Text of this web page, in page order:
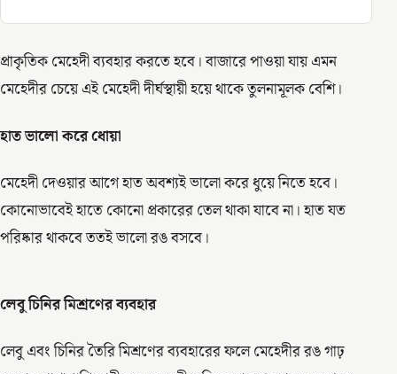
প্রাকৃতিক মেহেদী ব্যবহার করতে হবে। বাজারে পাওয়া যায় এমন
মেহেদীর চেয়ে এই মেহেদী দীর্ঘস্থায়ী হয়ে থাকে তুলনামূলক বেশি।
হাত ভালো করে ধোয়া
মেহেদী দেওয়ার আগে হাত অবশ্যই ভালো করে ধুয়ে নিতে হবে।
কোনোভাবেই হাতে কোনো প্রকারের তেল থাকা যাবে না। হাত যত
পরিষ্কার থাকবে ততই ভালো রঙ বসবে।
লেবু চিনির মিশ্রণের ব্যবহার
লেবু এবং চিনির তৈরি মিশ্রণের ব্যবহারের ফলে মেহেদীর রঙ গাঢ়